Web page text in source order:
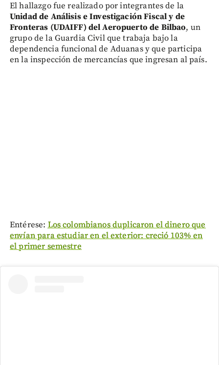
El hallazgo fue realizado por integrantes de la
Unidad de Análisis e Investigación Fiscal y de
Fronteras (UDAIFF) del Aeropuerto de Bilbao, un
grupo de la Guardia Civil que trabaja bajo la
dependencia funcional de Aduanas y que participa
en la inspección de mercancías que ingresan al país.
Entérese: Los colombianos duplicaron el dinero que
envían para estudiar en el exterior: creció 103% en
el primer semestre